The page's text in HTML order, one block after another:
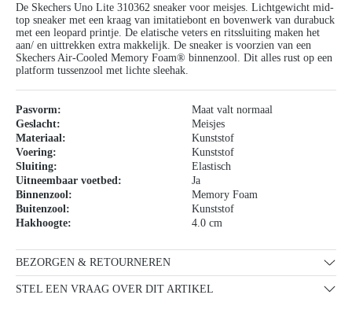
De Skechers Uno Lite 310362 sneaker voor meisjes. Lichtgewicht mid-
top sneaker met een kraag van imitatiebont en bovenwerk van durabuck
met een leopard printje. De elatische veters en ritssluiting maken het
aan/ en uittrekken extra makkelijk. De sneaker is voorzien van een
Skechers Air-Cooled Memory Foam® binnenzool. Dit alles rust op een
platform tussenzool met lichte sleehak.
Pasvorm:
Maat valt normaal
Geslacht:
Meisjes
Materiaal:
Kunststof
Voering:
Kunststof
Sluiting:
Elastisch
Uitneembaar voetbed:
Ja
Binnenzool:
Memory Foam
Buitenzool:
Kunststof
Hakhoogte:
4.0 cm
BEZORGEN & RETOURNEREN
STEL EEN VRAAG OVER DIT ARTIKEL